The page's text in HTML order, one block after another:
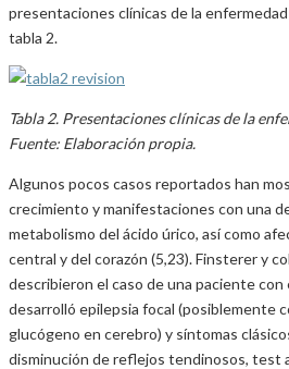
presentaciones clínicas de la
tabla 2.
Tabla 2. Presentaciones clínicas de la
Fuente: Elaboración propia.
Algunos pocos casos reportados han
crecimiento y manifestaciones con una
metabolismo del ácido úrico, así como
central y del corazón (5,23). Finsterer y
describieron el caso de una paciente
desarrolló epilepsia focal (posiblemente
glucógeno en cerebro) y síntomas
disminución de reflejos tendinosos, test